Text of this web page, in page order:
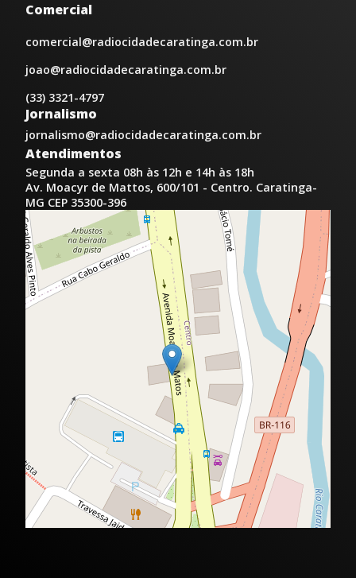
Comercial
comercial@radiocidadecaratinga.com.br
joao@radiocidadecaratinga.com.br
(33) 3321-4797
Jornalismo
jornalismo@radiocidadecaratinga.com.br
Atendimentos
Segunda a sexta 08h às 12h e 14h às 18h
Av. Moacyr de Mattos, 600/101 - Centro. Caratinga-
MG CEP 35300-396